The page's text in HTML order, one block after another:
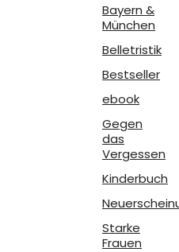
Bayern &
München
Belletristik
Bestseller
ebook
Gegen
das
Vergessen
Kinderbuch
Starke
Frauen